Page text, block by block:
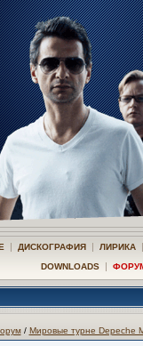
| ДИСКОГРАФИЯ | ЛИРИКА
DOWNLOADS |
/ Мировые турне Depeche